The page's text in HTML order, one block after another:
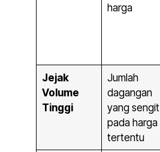
harga
Jejak
Volume
Tinggi
Jumlah
dagangan
yang sengit
pada harga
tertentu